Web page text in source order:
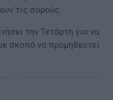
τις σορούς.
την Τετάρτη για να
σκοπό να προμηθευτεί